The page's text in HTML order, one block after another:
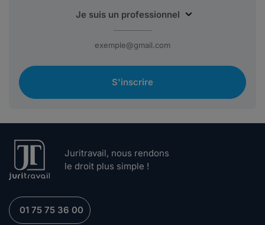
S'inscrire
Juritravail, nous rendons
le droit plus simple !
01 75 75 36 00